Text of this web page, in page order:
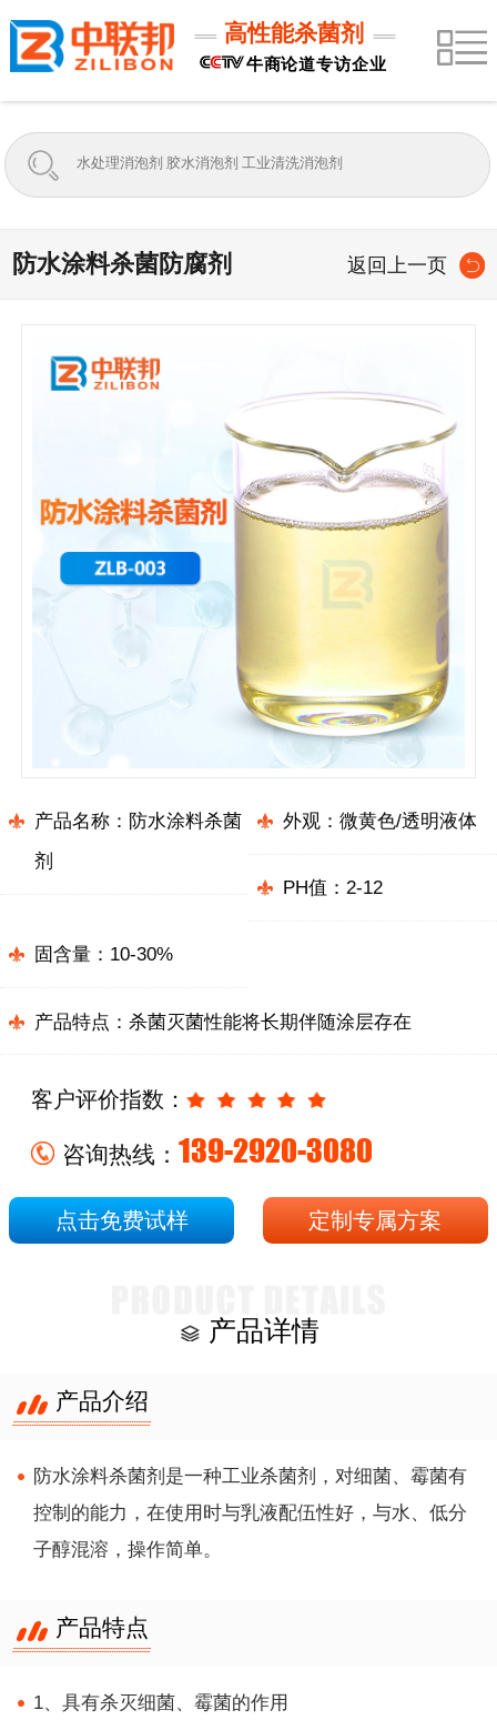
高性能杀菌剂
牛商论道专访企业
防水涂料杀菌防腐剂 返回上一页
产品名称：防水涂料杀菌
剂
外观：微黄色/透明液体
PH值：2-12
固含量：10-30%
产品特点：杀菌灭菌性能将长期伴随涂层存在
客户评价指数：
咨询热线： 139-2920-3080
点击免费试样 定制专属方案
产品详情
产品介绍
防水涂料杀菌剂 是一种工业杀菌剂，对细菌、霉菌有
控制的能力，在使用时与乳液配伍性好，与水、低分
子醇混溶，操作简单。
产品特点
1、具有杀灭细菌、霉菌的作用